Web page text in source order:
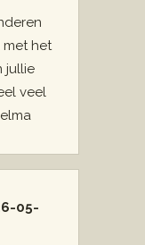
met het
jullie
veel
05-